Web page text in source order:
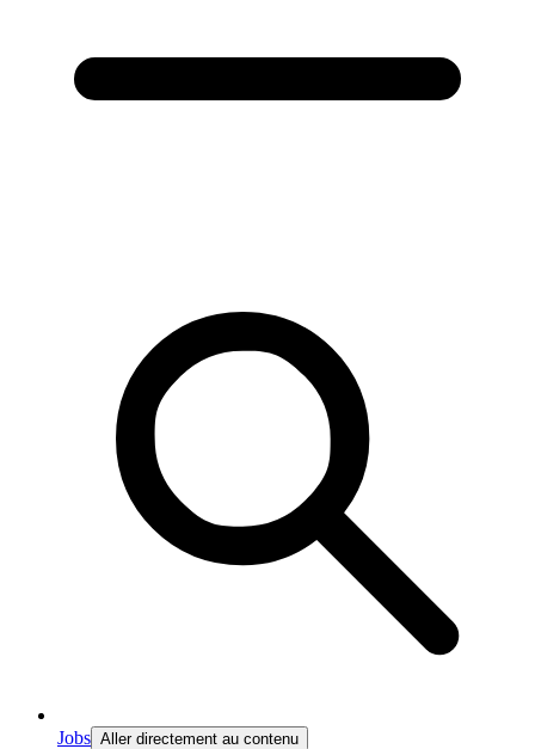
Jobs Aller directement au contenu